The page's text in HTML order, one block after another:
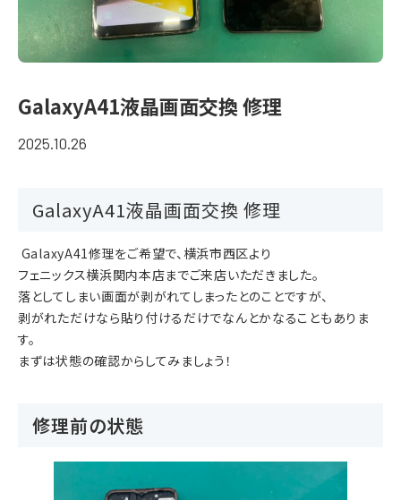
GalaxyA41液晶画面交換 修理
2025.10.26
GalaxyA41液晶画面交換 修理
GalaxyA41修理をご希望で、横浜市西区より
フェニックス横浜関内本店までご来店いただきました。
落としてしまい画面が剥がれてしまったとのことですが、
剥がれただけなら貼り付けるだけでなんとかなることもありま
す。
まずは状態の確認からしてみましょう！
修理前の状態